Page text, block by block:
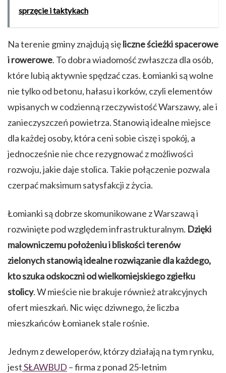
sprzęcie i taktykach
Na terenie gminy znajdują sięliczne ścieżki spacerowe
i rowerowe. To dobra wiadomość zwłaszcza dla osób,
które lubią aktywnie spędzać czas. Łomianki są wolne
nie tylko od betonu, hałasu i korków, czyli elementów
wpisanych w codzienną rzeczywistość Warszawy, ale i
zanieczyszczeń powietrza. Stanowią idealne miejsce
dla każdej osoby, która ceni sobie ciszę i spokój, a
jednocześnie nie chce rezygnować z możliwości
rozwoju, jakie daje stolica. Takie połączenie pozwala
czerpać maksimum satysfakcji z życia.
Łomianki są dobrze skomunikowane z Warszawą i
rozwinięte pod względem infrastrukturalnym. Dzięki
malowniczemu położeniu i bliskości terenów
zielonych stanowią idealne rozwiązanie dla każdego,
kto szuka odskoczni od wielkomiejskiego zgiełku
stolicy. W mieście nie brakuje również atrakcyjnych
ofert mieszkań. Nic więc dziwnego, że liczba
mieszkańców Łomianek stale rośnie.
Jednym z deweloperów, którzy działają na tym rynku,
jestSŁAWBUD – firma z ponad 25-letnim